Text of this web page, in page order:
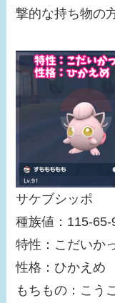
撃的な持ち物の
サケブシッポ
種族値：115-
特性：こだいか
性格：ひかえめ
もちもの：こう